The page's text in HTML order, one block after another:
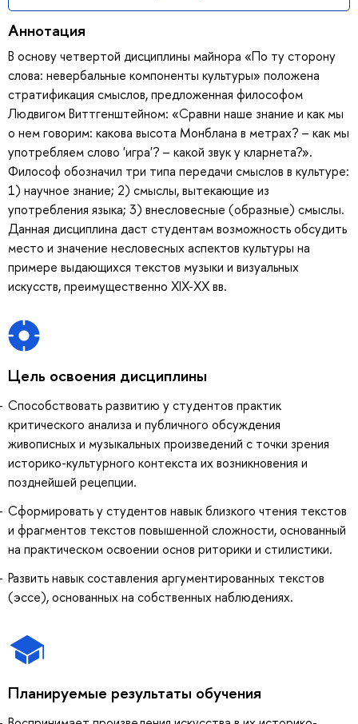
Аннотация
В основу четвертой дисциплины майнора «По ту сторону
слова: невербальные компоненты культуры» положена
стратификация смыслов, предложенная философом
Людвигом Виттгенштейном: «Сравни наше знание и как мы
о нем говорим: какова высота Монблана в метрах? – как мы
употребляем слово 'игра'? – какой звук у кларнета?».
Философ обозначил три типа передачи смыслов в культуре:
1) научное знание; 2) смыслы, вытекающие из
употребления языка; 3) внесловесные (образные) смыслы.
Данная дисциплина даст студентам возможность обсудить
место и значение несловесных аспектов культуры на
примере выдающихся текстов музыки и визуальных
искусств, преимущественно ХІХ-ХХ вв.
Цель освоения дисциплины
Способствовать развитию у студентов практик
критического анализа и публичного обсуждения
живописных и музыкальных произведений с точки зрения
историко-культурного контекста их возникновения и
позднейшей рецепции.
Сформировать у студентов навык близкого чтения текстов
и фрагментов текстов повышенной сложности, основанный
на практическом освоении основ риторики и стилистики.
Развить навык составления аргументированных текстов
(эссе), основанных на собственных наблюдениях.
Планируемые результаты обучения